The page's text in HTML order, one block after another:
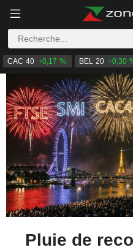
CAC 40 +0,17 % BEL 20 +0,30
Pluie de